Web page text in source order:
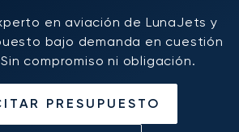
en aviación de LunaJets y
bajo demanda en cuestión
compromiso ni obligación.
PRESUPUESTO